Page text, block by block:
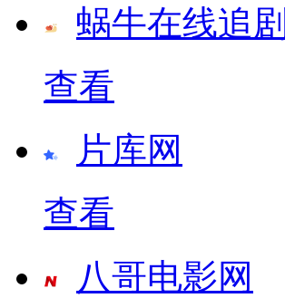
蜗牛在线追剧
查看
片库网
查看
八哥电影网